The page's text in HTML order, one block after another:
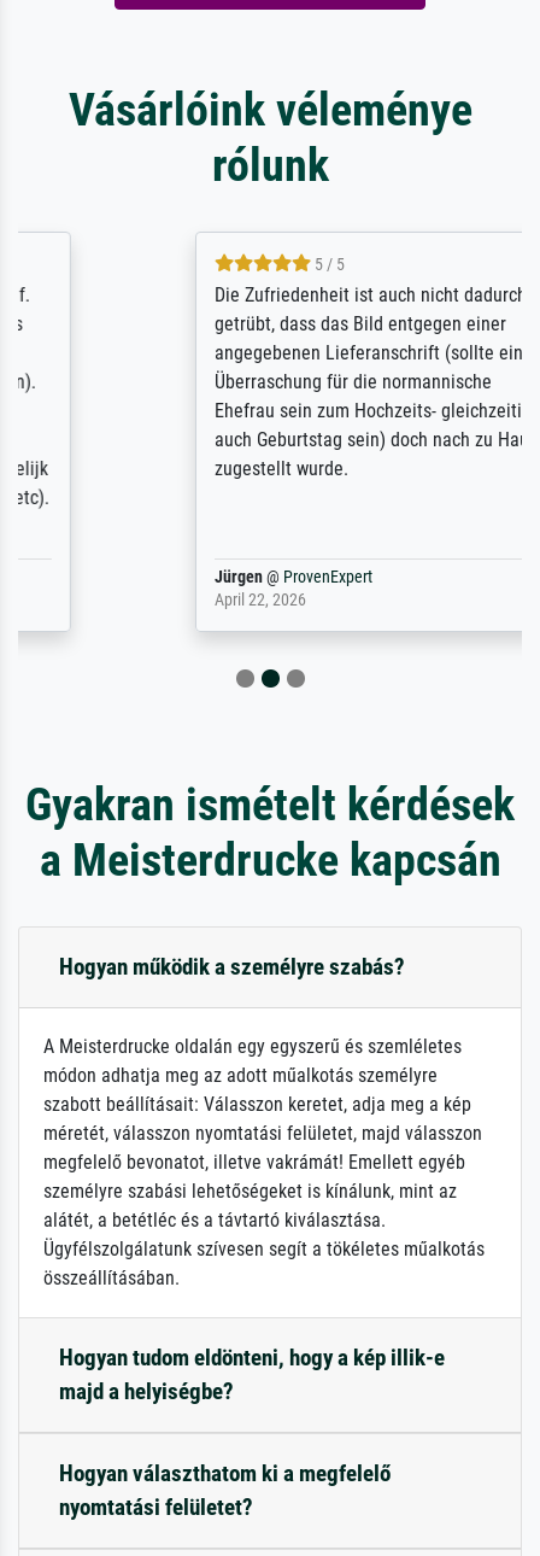
Vásárlóink véleménye
rólunk
5 / 5
Die Zufriedenheit ist auch nicht dadurch
getrübt, dass das Bild entgegen einer
angegebenen Lieferanschrift (sollte eine
Überraschung für die normannische
Ehefrau sein zum Hochzeits- gleichzeitig
auch Geburtstag sein) doch nach zu Hause
zugestellt wurde.
ProvenExpert
Gyakran ismételt kérdések
a Meisterdrucke kapcsán
Hogyan működik a személyre szabás?
A Meisterdrucke oldalán egy egyszerű és szemléletes
módon adhatja meg az adott műalkotás személyre
szabott beállításait: Válasszon keretet, adja meg a kép
méretét, válasszon nyomtatási felületet, majd válasszon
megfelelő bevonatot, illetve vakrámát! Emellett egyéb
személyre szabási lehetőségeket is kínálunk, mint az
alátét, a betétléc és a távtartó kiválasztása.
Ügyfélszolgálatunk szívesen segít a tökéletes műalkotás
összeállításában.
Hogyan tudom eldönteni, hogy a kép illik-e
majd a helyiségbe?
Hogyan választhatom ki a megfelelő
nyomtatási felületet?